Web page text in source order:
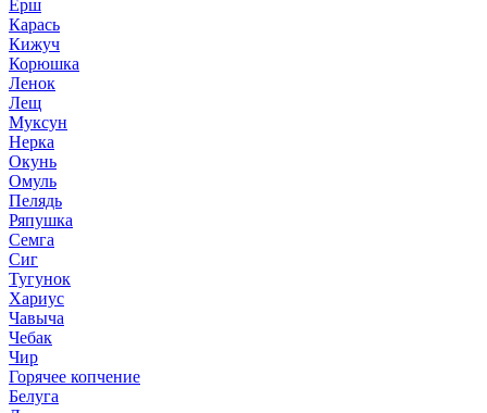
Ерш
Карась
Кижуч
Корюшка
Ленок
Лещ
Муксун
Нерка
Окунь
Омуль
Пелядь
Ряпушка
Семга
Сиг
Тугунок
Хариус
Чавыча
Чебак
Чир
Горячее копчение
Белуга